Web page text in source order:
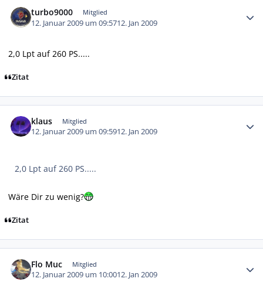
turbo9000 Mitglied
12. Januar 2009 um 09:5712. Jan 2009
2,0 Lpt auf 260 PS.....
Zitat
klaus Mitglied
12. Januar 2009 um 09:5912. Jan 2009
2,0 Lpt auf 260 PS.....
Wäre Dir zu wenig?
Zitat
Flo Muc Mitglied
12. Januar 2009 um 10:0012. Jan 2009